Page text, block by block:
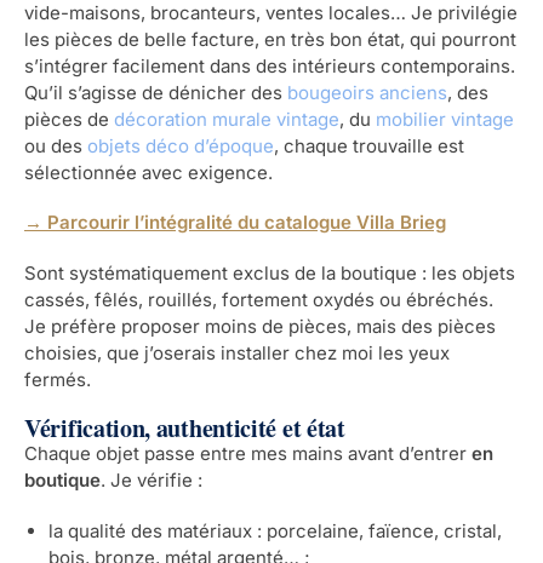
vide-maisons, brocanteurs, ventes locales… Je privilégie
les pièces de belle facture, en très bon état, qui pourront
s’intégrer facilement dans des intérieurs contemporains.
Qu’il s’agisse de dénicher des bougeoirs anciens, des
pièces de décoration murale vintage, du mobilier vintage
ou des objets déco d’époque, chaque trouvaille est
sélectionnée avec exigence.
→ Parcourir l’intégralité du catalogue Villa Brieg
Sont systématiquement exclus de la boutique : les objets
cassés, fêlés, rouillés, fortement oxydés ou ébréchés.
Je préfère proposer moins de pièces, mais des pièces
choisies, que j’oserais installer chez moi les yeux
fermés.
Vérification, authenticité et état
Chaque objet passe entre mes mains avant d’entrer en
boutique. Je vérifie :
la qualité des matériaux : porcelaine, faïence, cristal,
bois, bronze, métal argenté… ;